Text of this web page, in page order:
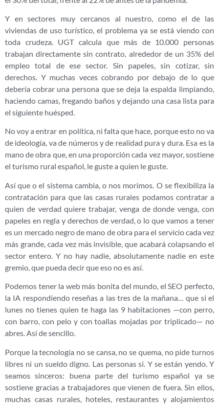
Y en sectores muy cercanos al nuestro, como el de las
viviendas de uso turístico, el problema ya se está viendo con
toda crudeza. UGT calcula que más de 10.000 personas
trabajan directamente sin contrato, alrededor de un 35% del
empleo total de ese sector. Sin papeles, sin cotizar, sin
derechos. Y muchas veces cobrando por debajo de lo que
debería cobrar una persona que se deja la espalda limpiando,
haciendo camas, fregando baños y dejando una casa lista para
el siguiente huésped.
No voy a entrar en política, ni falta que hace, porque esto no va
de ideología, va de números y de realidad pura y dura. Esa es la
mano de obra que, en una proporción cada vez mayor, sostiene
el turismo rural español, le guste a quien le guste.
Así que o el sistema cambia, o nos morimos. O se flexibiliza la
contratación para que las casas rurales podamos contratar a
quien de verdad quiere trabajar, venga de donde venga, con
papeles en regla y derechos de verdad, o lo que vamos a tener
es un mercado negro de mano de obra para el servicio cada vez
más grande, cada vez más invisible, que acabará colapsando el
sector entero. Y no hay nadie, absolutamente nadie en este
gremio, que pueda decir que eso no es así.
Podemos tener la web más bonita del mundo, el SEO perfecto,
la IA respondiendo reseñas a las tres de la mañana… que si el
lunes no tienes quien te haga las 9 habitaciones —con perro,
con barro, con pelo y con toallas mojadas por triplicado— no
abres. Así de sencillo.
Porque la tecnología no se cansa, no se quema, no pide turnos
libres ni un sueldo digno. Las personas sí. Y se están yendo. Y
seamos sinceros: buena parte del turismo español ya se
sostiene gracias a trabajadores que vienen de fuera. Sin ellos,
muchas casas rurales, hoteles, restaurantes y alojamientos